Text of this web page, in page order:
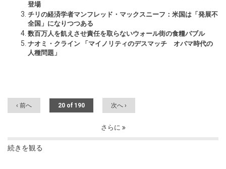
登場
チリの経済学者マンフレッド・マックスニーフ：米国は「発展不
全国」になりつつある
数百万人を飢えさせ責任を取らないウォール街の食糧バブル
ナオミ・クライン 「マイノリティのデスマッチ オバマ時代の
人種問題」
‹ 前へ 20 of 190 次へ ›
さらに
続きを観る